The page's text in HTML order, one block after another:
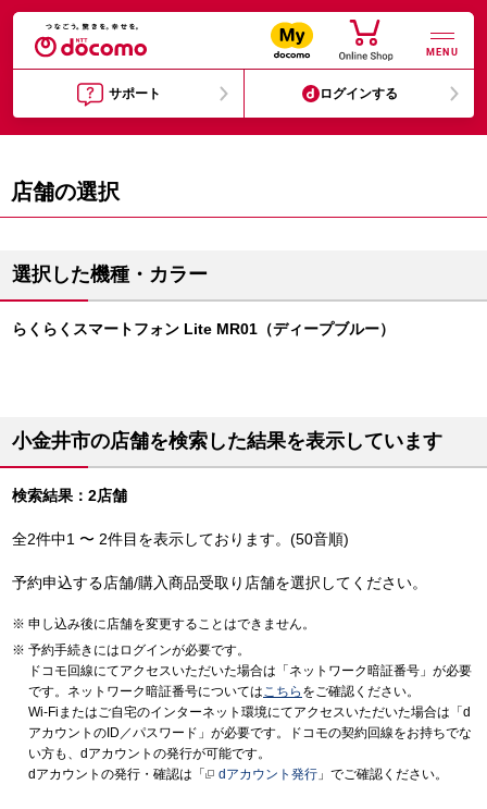
MENU
サポート ログインする
店舗の選択
選択した機種・カラー
らくらくスマートフォン Lite MR01（ディープブルー）
小金井市の店舗を検索した結果を表示しています
検索結果：2店舗
全2件中1 〜 2件目を表示しております。(50音順)
予約申込する店舗/購入商品受取り店舗を選択してください。
申し込み後に店舗を変更することはできません。
予約手続きにはログインが必要です。
ドコモ回線にてアクセスいただいた場合は「ネットワーク暗証番号」が必要
です。ネットワーク暗証番号についてはこちら をご確認ください。
Wi-Fiまたはご自宅のインターネット環境にてアクセスいただいた場合は「d
アカウントのID／パスワード」が必要です。ドコモの契約回線をお持ちでな
い方も、dアカウントの発行が可能です。
dアカウントの発行・確認は「
dアカウント発行 」でご確認ください。